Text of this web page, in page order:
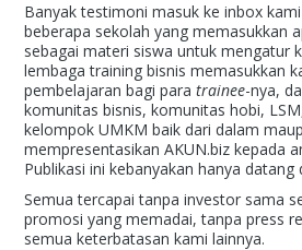
Banyak testimoni masuk ke inbox
beberapa sekolah yang memasukkan
sebagai materi siswa untuk mengatur
lembaga training bisnis memasukkan
pembelajaran bagi paratrainee-nya,
komunitas bisnis, komunitas hobi,
kelompok UMKM baik dari dalam
mempresentasikan AKUN.biz kepada
Publikasi ini kebanyakan hanya
Semua tercapai tanpa investor sama
promosi yang memadai, tanpa press
semua keterbatasan kami lainnya.